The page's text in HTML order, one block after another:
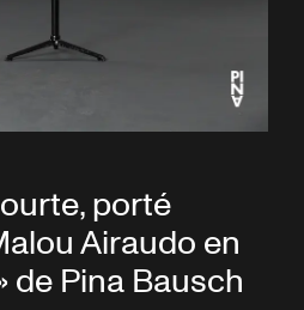
porté
Airaudo en
de Pina Bausch